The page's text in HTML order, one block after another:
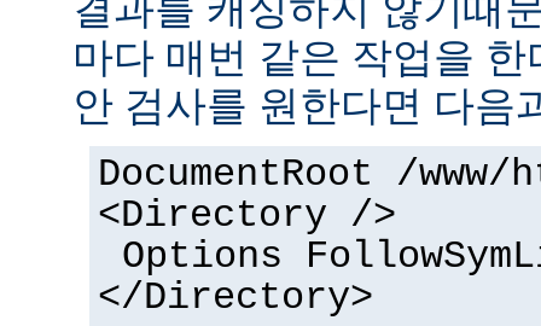
마다 매번 같은 작업을
안 검사를 원한다면 다음
DocumentRoot /www/
<Directory />
Options
</Directory>